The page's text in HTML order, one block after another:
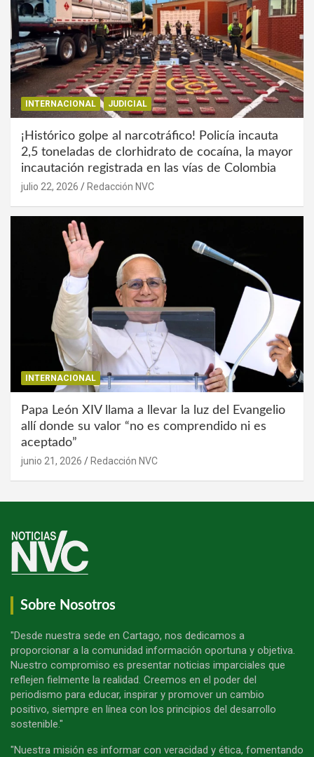
INTERNACIONAL JUDICIAL
¡Histórico golpe al narcotráfico! Policía incauta
2,5 toneladas de clorhidrato de cocaína, la mayor
incautación registrada en las vías de Colombia
julio 22, 2026 Redacción NVC
INTERNACIONAL
Papa León XIV llama a llevar la luz del Evangelio
allí donde su valor “no es comprendido ni es
aceptado”
junio 21, 2026 Redacción NVC
Sobre Nosotros
"Desde nuestra sede en Cartago, nos dedicamos a
proporcionar a la comunidad información oportuna y objetiva.
Nuestro compromiso es presentar noticias imparciales que
reflejen fielmente la realidad. Creemos en el poder del
periodismo para educar, inspirar y promover un cambio
positivo, siempre en línea con los principios del desarrollo
sostenible."
"Nuestra misión es informar con veracidad y ética, fomentando